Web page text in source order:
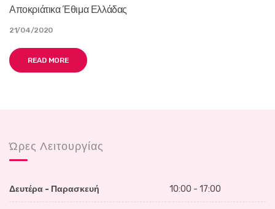
Αποκριάτικα Έθιμα Ελλάδας
21/04/2020
READ MORE
Ώρες Λειτουργίας
Δευτέρα - Παρασκευή 10:00 - 17:00